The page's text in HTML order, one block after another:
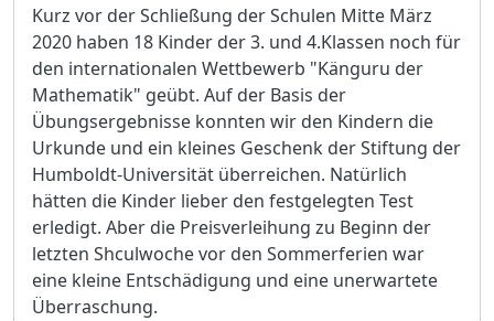
Kurz vor der Schließung der Schulen Mitte März
2020 haben 18 Kinder der 3. und 4.Klassen noch für
den internationalen Wettbewerb "Känguru der
Mathematik" geübt. Auf der Basis der
Übungsergebnisse konnten wir den Kindern die
Urkunde und ein kleines Geschenk der Stiftung der
Humboldt-Universität überreichen. Natürlich
hätten die Kinder lieber den festgelegten Test
erledigt. Aber die Preisverleihung zu Beginn der
letzten Shculwoche vor den Sommerferien war
eine kleine Entschädigung und eine unerwartete
Überraschung.